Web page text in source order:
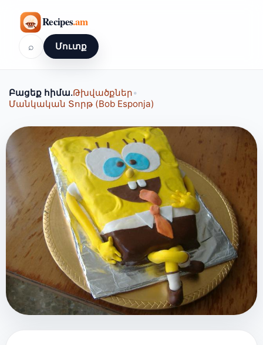
⌕ Մուտք
Բացեք հիմա.Թխվածքներ•
Մանկական Տորթ (Bob Esponja)